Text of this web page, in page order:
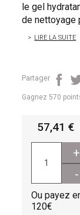
le gel
de nettoyage
LIRE LA SUITE
Partager
Gagnez 570
57,41
+
-
Ou payez
120